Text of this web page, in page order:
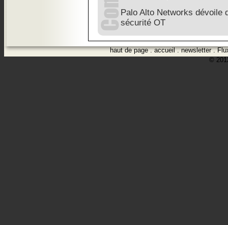
Palo Alto Networks dévoile
sécurité OT
haut de page.accueil.newsletter.
©